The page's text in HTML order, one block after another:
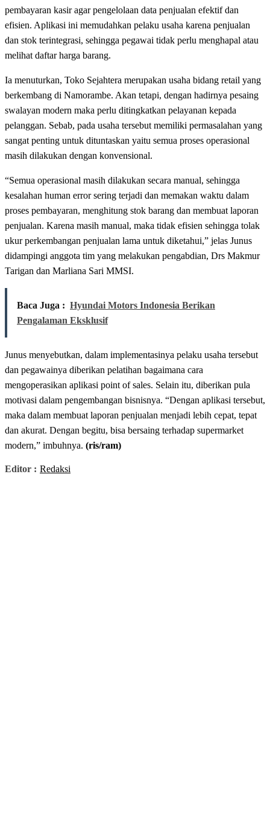
pembayaran kasir agar pengelolaan data penjualan efektif dan
efisien. Aplikasi ini memudahkan pelaku usaha karena penjualan
dan stok terintegrasi, sehingga pegawai tidak perlu menghapal atau
melihat daftar harga barang.
Ia menuturkan, Toko Sejahtera merupakan usaha bidang retail yang
berkembang di Namorambe. Akan tetapi, dengan hadirnya pesaing
swalayan modern maka perlu ditingkatkan pelayanan kepada
pelanggan. Sebab, pada usaha tersebut memiliki permasalahan yang
sangat penting untuk dituntaskan yaitu semua proses operasional
masih dilakukan dengan konvensional.
“Semua operasional masih dilakukan secara manual, sehingga
kesalahan human error sering terjadi dan memakan waktu dalam
proses pembayaran, menghitung stok barang dan membuat laporan
penjualan. Karena masih manual, maka tidak efisien sehingga tolak
ukur perkembangan penjualan lama untuk diketahui,” jelas Junus
didampingi anggota tim yang melakukan pengabdian, Drs Makmur
Tarigan dan Marliana Sari MMSI.
Baca Juga : Hyundai Motors Indonesia Berikan
Pengalaman Eksklusif
Junus menyebutkan, dalam implementasinya pelaku usaha tersebut
dan pegawainya diberikan pelatihan bagaimana cara
mengoperasikan aplikasi point of sales. Selain itu, diberikan pula
motivasi dalam pengembangan bisnisnya. “Dengan aplikasi tersebut,
maka dalam membuat laporan penjualan menjadi lebih cepat, tepat
dan akurat. Dengan begitu, bisa bersaing terhadap supermarket
modern,” imbuhnya. (ris/ram)
Editor : Redaksi